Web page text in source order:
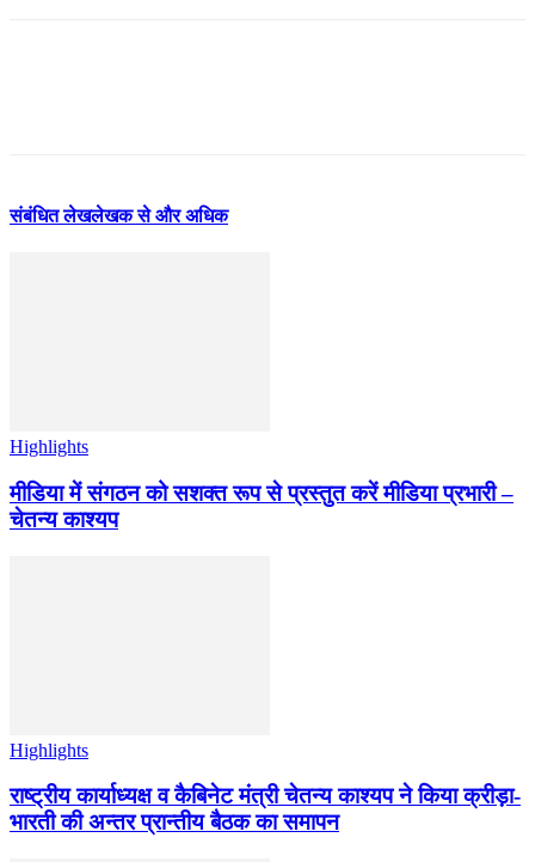
संबंधित लेखलेखक से और अधिक
Highlights
मीडिया में संगठन को सशक्त रूप से प्रस्तुत करें मीडिया प्रभारी –
चेतन्य काश्यप
Highlights
राष्ट्रीय कार्याध्यक्ष व कैबिनेट मंत्री चेतन्य काश्यप ने किया क्रीड़ा-
भारती की अन्तर प्रान्तीय बैठक का समापन